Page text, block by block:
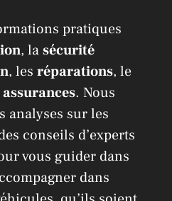
pratiques
, lasécurité
, les réparations, le
assurances. Nous
analyses sur les
conseils d’experts
vous guider dans
dans